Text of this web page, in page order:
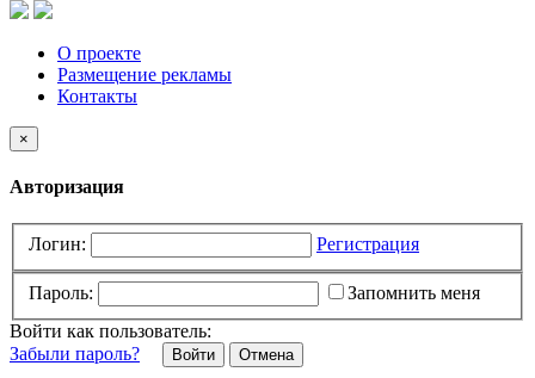
О проекте
Размещение рекламы
Контакты
×
Авторизация
Логин: Регистрация
Пароль:
Запомнить меня
Войти как пользователь:
Забыли пароль?
Отмена